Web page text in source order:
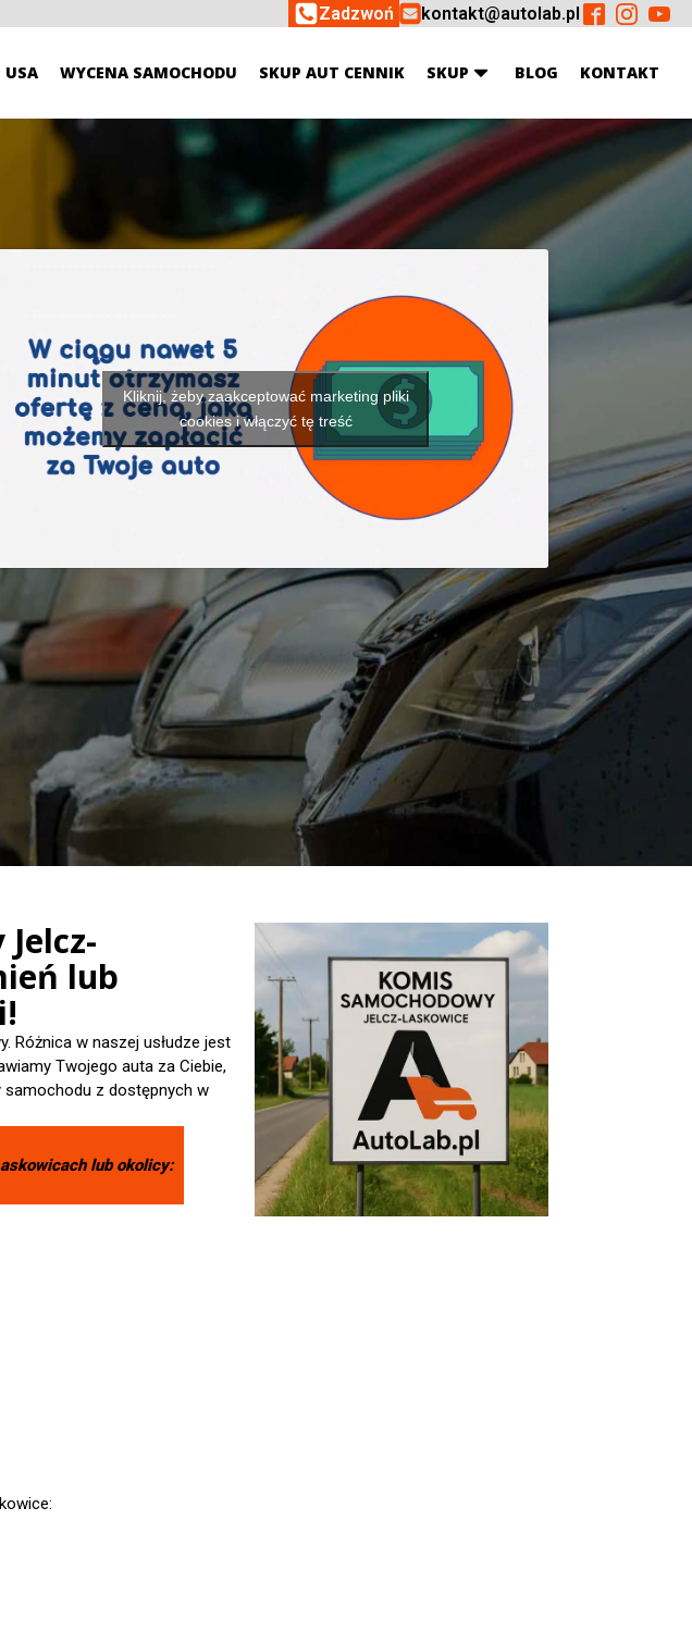
Zadzwoń kontakt@autolab.pl
USA WYCENA SAMOCHODU SKUP AUT CENNIK SKUP BLOG KONTAKT
Kliknij, żeby zaakceptować marketing pliki
cookies i włączyć tę treść
lub
Różnica w naszej usłudze jest
Twojego auta za Ciebie,
z dostępnych w
lub okolicy: